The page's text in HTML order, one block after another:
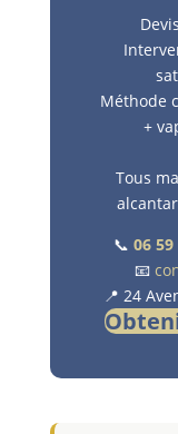
Méthode
+
Tous
📞 06 59
📧
📍 24